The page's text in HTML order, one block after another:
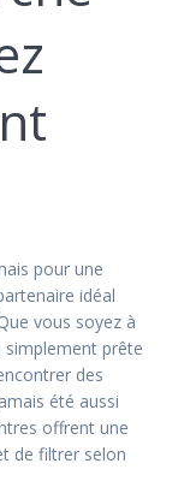
pour une
idéal
vous soyez à
simplement prête
des
été aussi
offrent une
de filtrer selon